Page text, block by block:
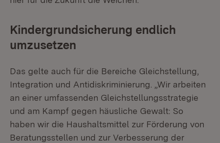
Kindergrundsicherung endlich
umzusetzen
Das gelte auch für die Bereiche Gleichstellung,
Integration und Antidiskriminierung. „Wir arbeiten
an einer umfassenden Gleichstellungsstrategie
und am Kampf gegen häusliche Gewalt: So
haben wir die Haushaltsmittel zur Förderung von
Beratungsstellen und zur Verbesserung der